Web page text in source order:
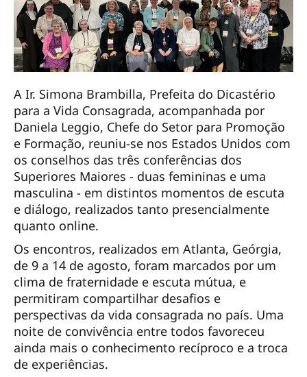
A Ir. Simona Brambilla, Prefeita do Dicastério
para a Vida Consagrada, acompanhada por
Daniela Leggio, Chefe do Setor para Promoção
e Formação, reuniu-se nos Estados Unidos com
os conselhos das três conferências dos
Superiores Maiores - duas femininas e uma
masculina - em distintos momentos de escuta
e diálogo, realizados tanto presencialmente
quanto online.
Os encontros, realizados em Atlanta, Geórgia,
de 9 a 14 de agosto, foram marcados por um
clima de fraternidade e escuta mútua, e
permitiram compartilhar desafios e
perspectivas da vida consagrada no país. Uma
noite de convivência entre todos favoreceu
ainda mais o conhecimento recíproco e a troca
de experiências.